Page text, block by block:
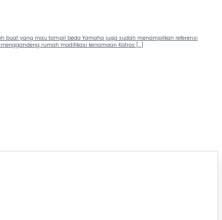
buat yang mau tampil beda Yamaha juga sudah menampilkan referensi
rumah modifikasi kenamaan Katros […]